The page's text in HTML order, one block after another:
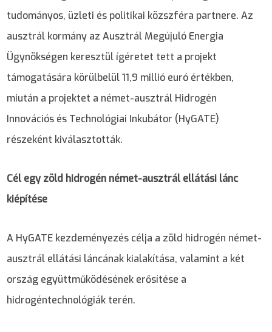
tudományos, üzleti és politikai közszféra partnere. Az
ausztrál kormány az Ausztrál Megújuló Energia
Ügynökségen keresztül ígéretet tett a projekt
támogatására körülbelül 11,9 millió euró értékben,
miután a projektet a német-ausztrál Hidrogén
Innovációs és Technológiai Inkubátor (HyGATE)
részeként kiválasztották.
Cél egy zöld hidrogén német-ausztrál ellátási lánc
kiépítése
A HyGATE kezdeményezés célja a zöld hidrogén német-
ausztrál ellátási láncának kialakítása, valamint a két
ország együttműködésének erősítése a
hidrogéntechnológiák terén.